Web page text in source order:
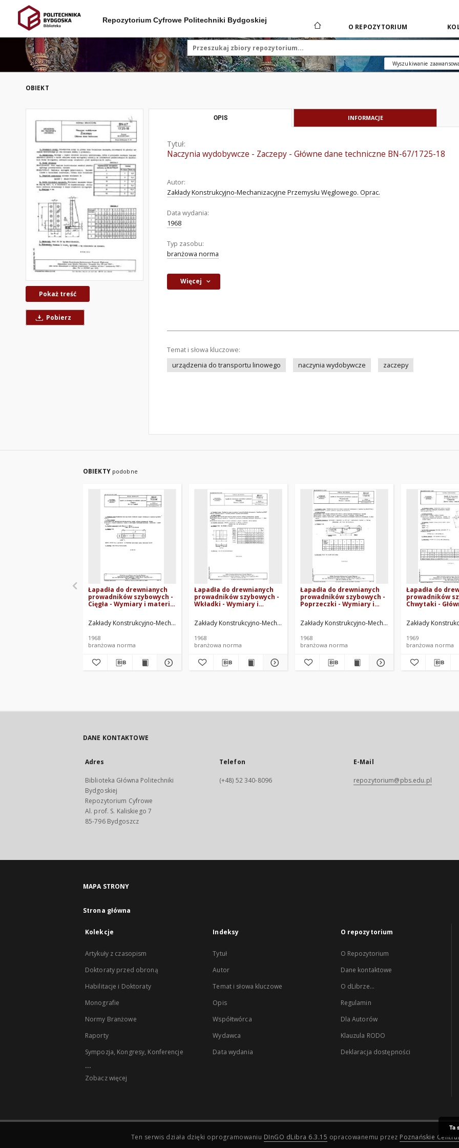
Repozytorium Cyfrowe Politechniki Bydgoskiej
O REPOZYTORIUM
Wyszukiwanie
OBIEKT
Pokaż treść
Pobierz
OPIS INFORMACJE
Tytuł:
Naczynia wydobywcze - Zaczepy - Główne dane techniczne BN-67/1725-18
Autor:
Zakłady Konstrukcyjno-Mechanizacyjne Przemysłu Węglowego. Oprac.
Data wydania:
1968
Typ zasobu:
branżowa norma
Więcej
Temat i słowa kluczowe:
urządzenia do transportu linowego
naczynia wydobywcze zaczepy
OBIEKTY podobne
Łapadła do drewnianych
prowadników szybowych -
Cięgła - Wymiary i materiał
Zakłady Konstrukcyjno-Mechanizacyjne Przemysłu Węglowego. Oprac.
1968
branżowa norma
Łapadła do drewnianych
prowadników szybowych -
Wkładki - Wymiary i
Zakłady Konstrukcyjno-Mechanizacyjne Przemysłu Węglowego. Oprac.
1968
branżowa norma
Łapadła do drewnianych
prowadników szybowych -
Poprzeczki - Wymiary i
Zakłady Konstrukcyjno-Mechanizacyjne Przemysłu
1968
branżowa norma
Łapadła do
prowadników
Chwytaki -
67/1725-13
Zakłady
1969
branżowa norma
DANE KONTAKTOWE
Adres
Biblioteka Główna Politechniki
Bydgoskiej
Repozytorium Cyfrowe
Al. prof. S. Kaliskiego 7
85-796 Bydgoszcz
Telefon
(+48) 52 340-8096
E-Mail
repozytorium@pbs.edu.pl
MAPA STRONY
Strona główna
Kolekcje
Artykuły z czasopism
Doktoraty przed obroną
Habilitacje i Doktoraty
Monografie
Normy Branżowe
Raporty
Sympozja, Kongresy, Konferencje
...
Zobacz więcej
Indeksy
Tytuł
Autor
Temat i słowa kluczowe
Opis
Współtwórca
Wydawca
Data wydania
O repozytorium
O Repozytorium
Dane kontaktowe
O dLibrze...
Regulamin
Dla Autorów
Klauzula RODO
Deklaracja dostępności
Ten serwis działa dzięki oprogramowaniu DInGO dLibra 6.3.15 opracowanemu przez Poznańskie
Ta